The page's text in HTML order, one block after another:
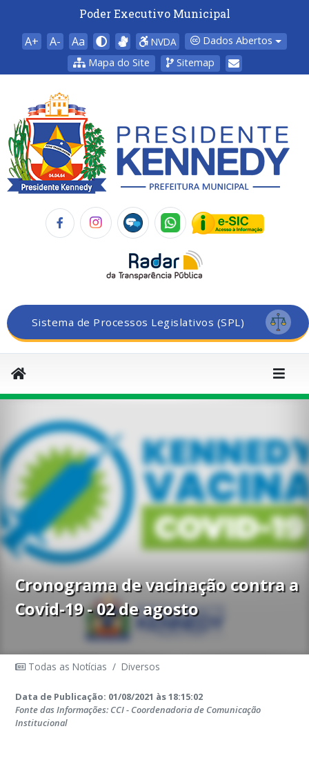
Poder Executivo Municipal
A+ A- Aa NVDA
Dados Abertos
Mapa do Site
Sitemap
Sistema de Processos Legislativos (SPL)
Cronograma de vacinação contra a
Covid-19 - 02 de agosto
Todas as Notícias / Diversos
Data de Publicação: 01/08/2021 às 18:15:02
Fonte das Informações: CCI - Coordenadoria de Comunicação
Institucional